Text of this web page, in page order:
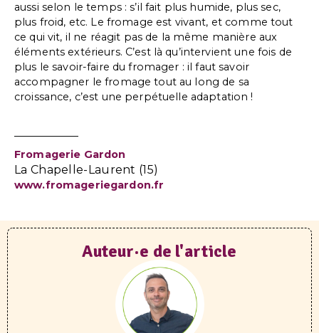
aussi selon le temps : s’il fait plus humide, plus sec,
plus froid, etc. Le fromage est vivant, et comme tout
ce qui vit, il ne réagit pas de la même manière aux
éléments extérieurs. C’est là qu’intervient une fois de
plus le savoir-faire du fromager : il faut savoir
accompagner le fromage tout au long de sa
croissance, c’est une perpétuelle adaptation !
Fromagerie Gardon
La Chapelle-Laurent (15)
www.fromageriegardon.fr
Auteur·e de l'article